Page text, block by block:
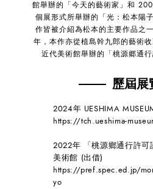
館舉辦的「今天的藝術家」和
個展形式所舉辦的「光：松本陽
作皆被介紹為松本的主要作品之
年，本作亦從植島幹九郎的藝術
近代美術館舉辦的「桃源郷通行
歷屆展
2024年 UESHIMA
https://tch.ueshima-
2022年 「桃源鄉通行許可
美術館 (出借)
https://pref.spec.ed.jp/
yo